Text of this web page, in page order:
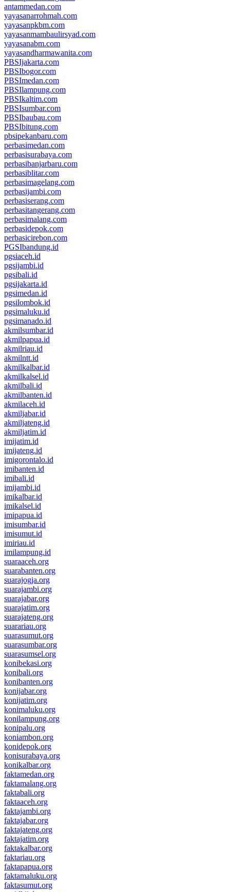
antammedan.com
yayasanarrohmah.com
yayasanpkbm.com
yayasanmambaulirsyad.com
yayasanabm.com
yayasandharmawanita.com
PBSIjakarta.com
PBSIbogor.com
PBSImedan.com
PBSIlampung.com
PBSIkaltim.com
PBSIsumbar.com
PBSIbaubau.com
PBSIbitung.com
pbsipekanbaru.com
perbasimedan.com
perbasisurabaya.com
perbasibanjarbaru.com
perbasiblitar.com
perbasimagelang.com
perbasijambi.com
perbasiserang.com
perbasitangerang.com
perbasimalang.com
perbasidepok.com
perbasicirebon.com
PGSIbandung.id
pgsiaceh.id
pgsijambi.id
pgsibali.id
pgsijakarta.id
pgsimedan.id
pgsilombok.id
pgsimaluku.id
pgsimanado.id
akmilsumbar.id
akmilpapua.id
akmilriau.id
akmilntt.id
akmilkalbar.id
akmilkalsel.id
akmilbali.id
akmilbanten.id
akmilaceh.id
akmiljabar.id
akmiljateng.id
akmiljatim.id
imijatim.id
imijateng.id
imigorontalo.id
imibanten.id
imibali.id
imijambi.id
imikalbar.id
imikalsel.id
imipapua.id
imisumbar.id
imisumut.id
imiriau.id
imilampung.id
suaraaceh.org
suarabanten.org
suarajogja.org
suarajambi.org
suarajabar.org
suarajatim.org
suarajateng.org
suarariau.org
suarasumut.org
suarasumbar.org
suarasumsel.org
konibekasi.org
konibali.org
konibanten.org
konijabar.org
konijatim.org
konimaluku.org
konilampung.org
konipalu.org
koniambon.org
konidepok.org
konisurabaya.org
konikalbar.org
faktamedan.org
faktamalang.org
faktabali.org
faktaaceh.org
faktajambi.org
faktajabar.org
faktajateng.org
faktajatim.org
faktakalbar.org
faktariau.org
faktapapua.org
faktamaluku.org
faktasumut.org